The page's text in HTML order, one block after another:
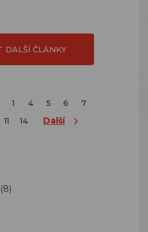
DALŠÍ ČLÁNKY
1 4 5 6
7
11 14 Další
(8)